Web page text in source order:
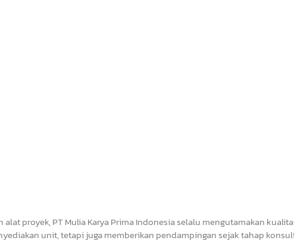
proyek, PT Mulia Karya Prima Indonesia selalu mengutamakan
unit, tetapi juga memberikan pendampingan sejak tahap